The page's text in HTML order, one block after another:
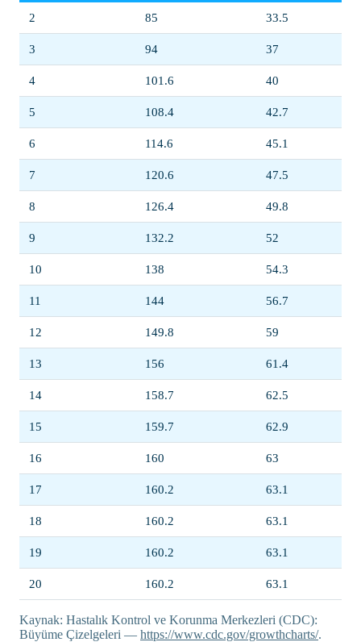
2 85 33.5
3 94 37
4 101.6 40
5 108.4 42.7
6 114.6 45.1
7 120.6 47.5
8 126.4 49.8
9 132.2 52
10 138 54.3
11 144 56.7
12 149.8 59
13 156 61.4
14 158.7 62.5
15 159.7 62.9
16 160 63
17 160.2 63.1
18 160.2 63.1
19 160.2 63.1
20 160.2 63.1
Kaynak: Hastalık Kontrol ve Korunma Merkezleri (CDC):
Büyüme Çizelgeleri — https://www.cdc.gov/growthcharts/.